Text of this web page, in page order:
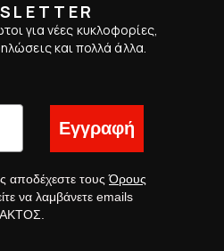
για νέες κυκλοφορίες,
και πολλά άλλα.
Εγγραφή
αποδέχεστε τουςΌρους
να λαμβάνετε emails